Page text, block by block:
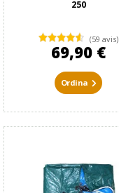
250
(59 avis)
69,90 €
Ordina